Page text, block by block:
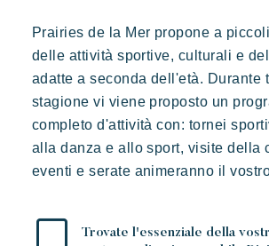
Prairies de la mer
L'esperienza Rivera Villages
L'arte dell'ospitalità
Vivere la Riviera
Le vostre prossime
Prendersi il tempo
Prairies de la Mer propone a
delle attività sportive, culturali e
adatte a seconda dell'età. Durante
stagione vi viene proposto un
completo d'attività con: tornei
alla danza e allo sport, visite della
eventi e serate animeranno il
Trovate l'essenziale della